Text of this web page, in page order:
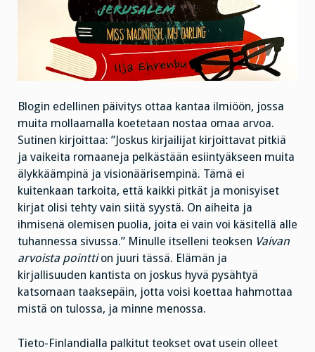
Blogin edellinen päivitys ottaa kantaa ilmiöön, jossa
muita mollaamalla koetetaan nostaa omaa arvoa.
Sutinen kirjoittaa: ”Joskus kirjailijat kirjoittavat pitkiä
ja vaikeita romaaneja pelkästään esiintyäkseen muita
älykkäämpinä ja visionäärisempinä. Tämä ei
kuitenkaan tarkoita, että kaikki pitkät ja monisyiset
kirjat olisi tehty vain siitä syystä. On aiheita ja
ihmisenä olemisen puolia, joita ei vain voi käsitellä alle
tuhannessa sivussa.” Minulle itselleni teoksen Vaivan
arvoista pointtion juuri tässä. Elämän ja
kirjallisuuden kantista on joskus hyvä pysähtyä
katsomaan taaksepäin, jotta voisi koettaa hahmottaa
mistä on tulossa, ja minne menossa.
Tieto-Finlandialla palkitut teokset ovat usein olleet